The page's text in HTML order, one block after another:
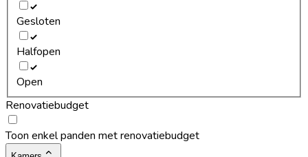
Gesloten
Halfopen
Open
Renovatiebudget
Toon enkel panden met renovatiebudget